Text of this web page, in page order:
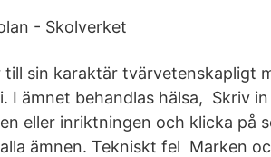
- Skolverket
sin karaktär tvärvetenskapligt
I ämnet behandlas hälsa, Skriv
eller inriktningen och klicka på
ämnen. Tekniskt fel Marken